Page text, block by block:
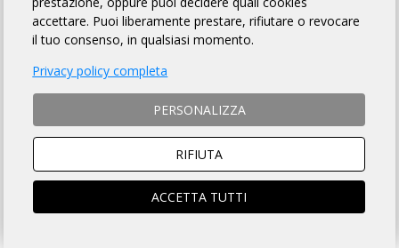
Si ACCETTANO anche ciclisti non tesserati
ISTRUZIONI PER ISCRIZIONI ONLINE
ACCEDI e si aprirà la scheda
iscrizione compilata
NON SOCIO ARI
brevetto
accettare. Puoi liberamente prestare, rifiutare o revocare
il tuo consenso, in qualsiasi momento.
Privacy policy completa
PERSONALIZZA
RIFIUTA
ACCETTA TUTTI